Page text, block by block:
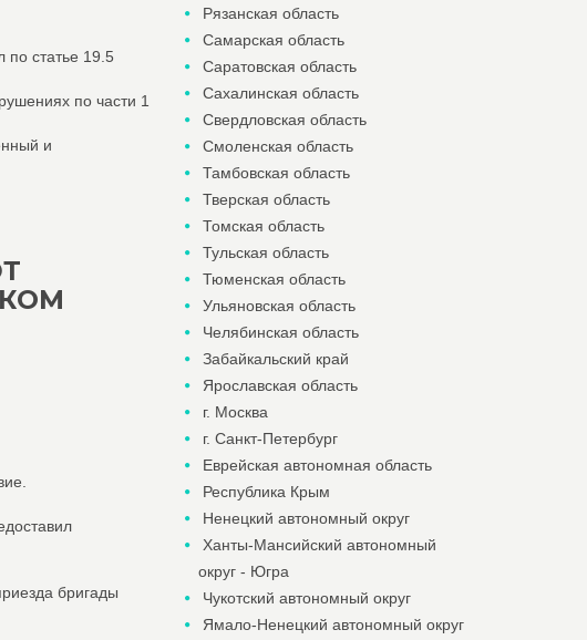
по статье 19.5
по части 1
и
бригады
Рязанская область
Самарская область
Саратовская область
Сахалинская область
Свердловская область
Смоленская область
Тамбовская область
Тверская область
Томская область
Тульская область
Тюменская область
Ульяновская область
Челябинская область
Забайкальский край
Ярославская область
г. Москва
г. Санкт-Петербург
Еврейская автономная область
Республика Крым
Ненецкий автономный округ
Ханты-Мансийский автономный
округ - Югра
Чукотский автономный округ
Ямало-Ненецкий автономный округ